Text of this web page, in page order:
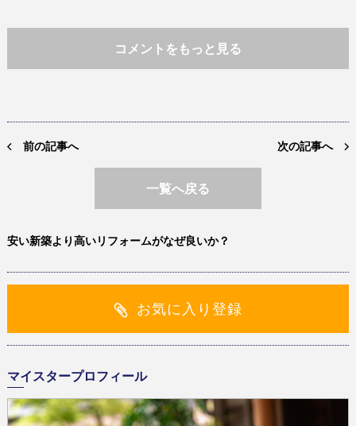
コメントをもっと見る
前の記事へ 次の記事へ
一覧へ戻る
安い新築より高いリフォームがなぜ良いか？
お気に入り登録
マイスタープロフィール